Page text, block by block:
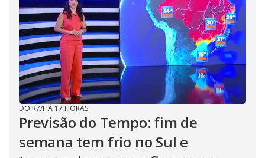
DO R7/HÁ 17 HORAS
Previsão do Tempo: fim de
semana tem frio no Sul e